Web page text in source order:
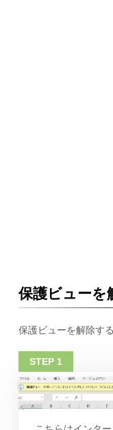
保護ビューを
保護ビューを解除す